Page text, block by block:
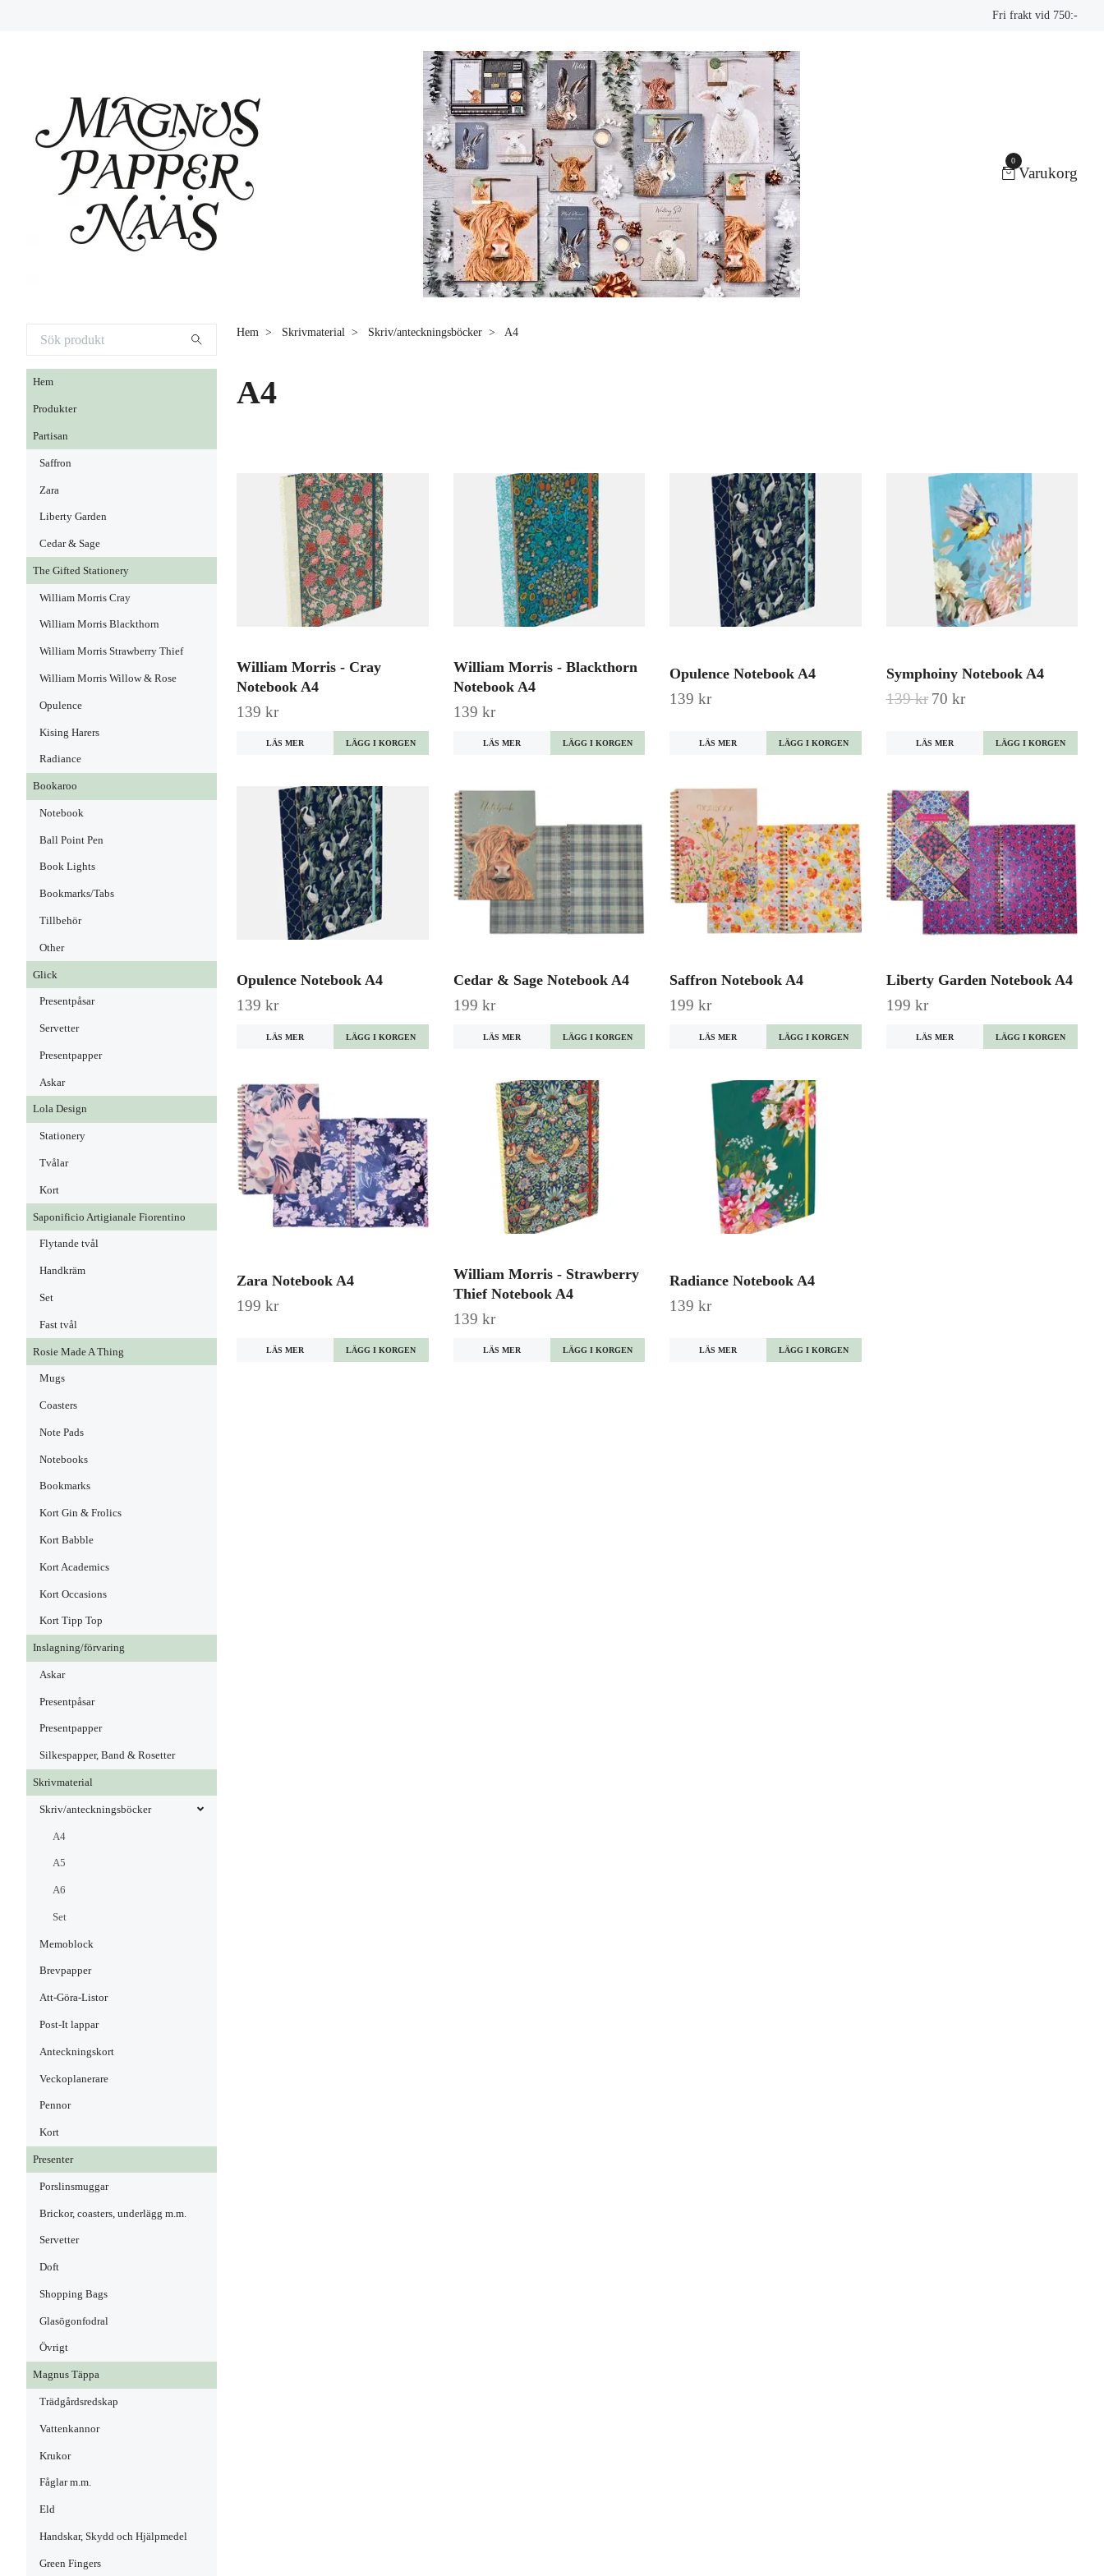
Fri frakt vid 750:-
0
Varukorg
Hem
Produkter
Partisan
Saffron
Zara
Liberty Garden
Cedar & Sage
The Gifted Stationery
William Morris Cray
William Morris Blackthorn
William Morris Strawberry Thief
William Morris Willow & Rose
Opulence
Kising Harers
Radiance
Bookaroo
Notebook
Ball Point Pen
Book Lights
Bookmarks/Tabs
Tillbehör
Other
Glick
Presentpåsar
Servetter
Presentpapper
Askar
Lola Design
Stationery
Tvålar
Kort
Saponificio Artigianale Fiorentino
Flytande tvål
Handkräm
Set
Fast tvål
Rosie Made A Thing
Mugs
Coasters
Note Pads
Notebooks
Bookmarks
Kort Gin & Frolics
Kort Babble
Kort Academics
Kort Occasions
Kort Tipp Top
Inslagning/förvaring
Askar
Presentpåsar
Presentpapper
Silkespapper, Band & Rosetter
Skrivmaterial
Skriv/anteckningsböcker
A4
A5
A6
Set
Memoblock
Brevpapper
Att-Göra-Listor
Post-It lappar
Anteckningskort
Veckoplanerare
Pennor
Kort
Presenter
Porslinsmuggar
Brickor, coasters, underlägg m.m.
Servetter
Doft
Shopping Bags
Glasögonfodral
Övrigt
Magnus Täppa
Trädgårdsredskap
Vattenkannor
Krukor
Fåglar m.m.
Eld
Handskar, Skydd och Hjälpmedel
Green Fingers
Hem Skrivmaterial Skriv/anteckningsböcker A4
A4
William Morris - Cray
Notebook A4
139 kr
LÄS MER
William Morris - Blackthorn
Notebook A4
139 kr
LÄS MER
Opulence Notebook A4
139 kr
LÄS MER
Symphoiny Notebook A4
139 kr 70 kr
LÄS MER
Opulence Notebook A4
139 kr
LÄS MER
Cedar & Sage Notebook A4
199 kr
LÄS MER
Saffron Notebook A4
199 kr
LÄS MER
Liberty Garden Notebook A4
199 kr
LÄS MER
Zara Notebook A4
199 kr
LÄS MER
William Morris - Strawberry
Thief Notebook A4
139 kr
LÄS MER
Radiance Notebook A4
139 kr
LÄS MER